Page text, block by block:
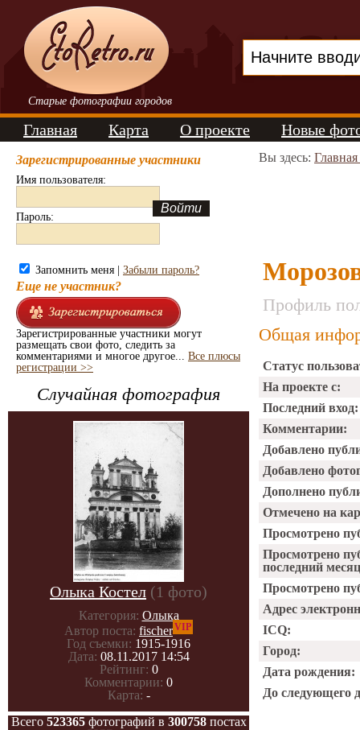
Старые фотографии городов
Главная Карта О проекте Новые
Зарегистрированные участники
Имя пользователя:
Пароль:
Запомнить меня | Забыли пароль?
Еще не участник?
Зарегистрированные участники могут
размещать свои фото, следить за
комментариями и многое другое... Все плюсы
регистрации >>
Случайная фотография
Олыка Костел (1 фото)
Категория: Олыка
Автор поста: fischerVIP
Год съемки: 1915-1916
Дата: 08.11.2017 14:54
Рейтинг: 0
Комментарии: 0
Карта: -
Всего 523365фотографий в 300758постах
Вы здесь:
Профиль
Общая
Статус
На проекте с:
Последний вход:
Комментарии:
Добавлено
Добавлено
Дополнено
Отмечено на
Просмотрено
Просмотрено
последний
Просмотрено
Адрес
ICQ:
Город:
Дата рождения:
До следующего